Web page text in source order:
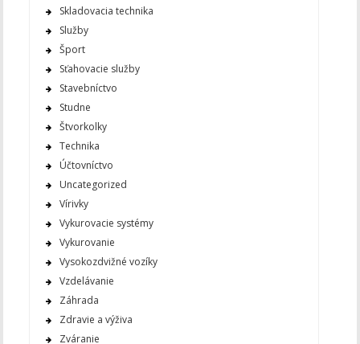
Skladovacia technika
Služby
Šport
Sťahovacie služby
Stavebníctvo
Studne
Štvorkolky
Technika
Účtovníctvo
Uncategorized
Vírivky
Vykurovacie systémy
Vykurovanie
Vysokozdvižné vozíky
Vzdelávanie
Záhrada
Zdravie a výživa
Zváranie